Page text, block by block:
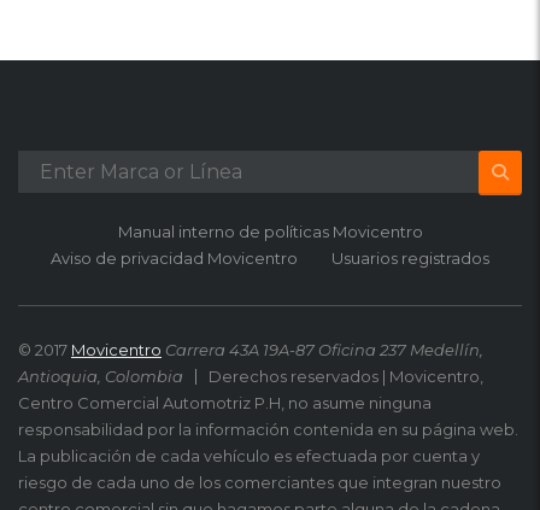
Manual interno de políticas Movicentro
Aviso de privacidad Movicentro
Usuarios registrados
© 2017 Movicentro Carrera 43A 19A-87 Oficina 237 Medellín,
Antioquia, Colombia
Derechos reservados | Movicentro,
Centro Comercial Automotriz P.H, no asume ninguna
responsabilidad por la información contenida en su página web.
La publicación de cada vehículo es efectuada por cuenta y
riesgo de cada uno de los comerciantes que integran nuestro